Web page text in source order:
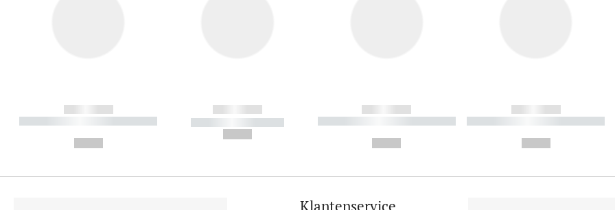
------------
----------- ----------- ----------
------------
----------- -----------
------------
----------- ----------- ----------
------------
----------- ----------- ----------
Klantenservice